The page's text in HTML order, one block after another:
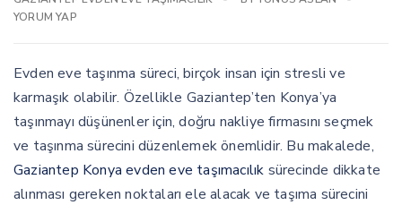
YORUM YAP
Evden eve taşınma süreci, birçok insan için stresli ve
karmaşık olabilir. Özellikle Gaziantep’ten Konya’ya
taşınmayı düşünenler için, doğru nakliye firmasını seçmek
ve taşınma sürecini düzenlemek önemlidir. Bu makalede,
Gaziantep Konya evden eve taşımacılık sürecinde dikkate
alınması gereken noktaları ele alacak ve taşıma sürecini